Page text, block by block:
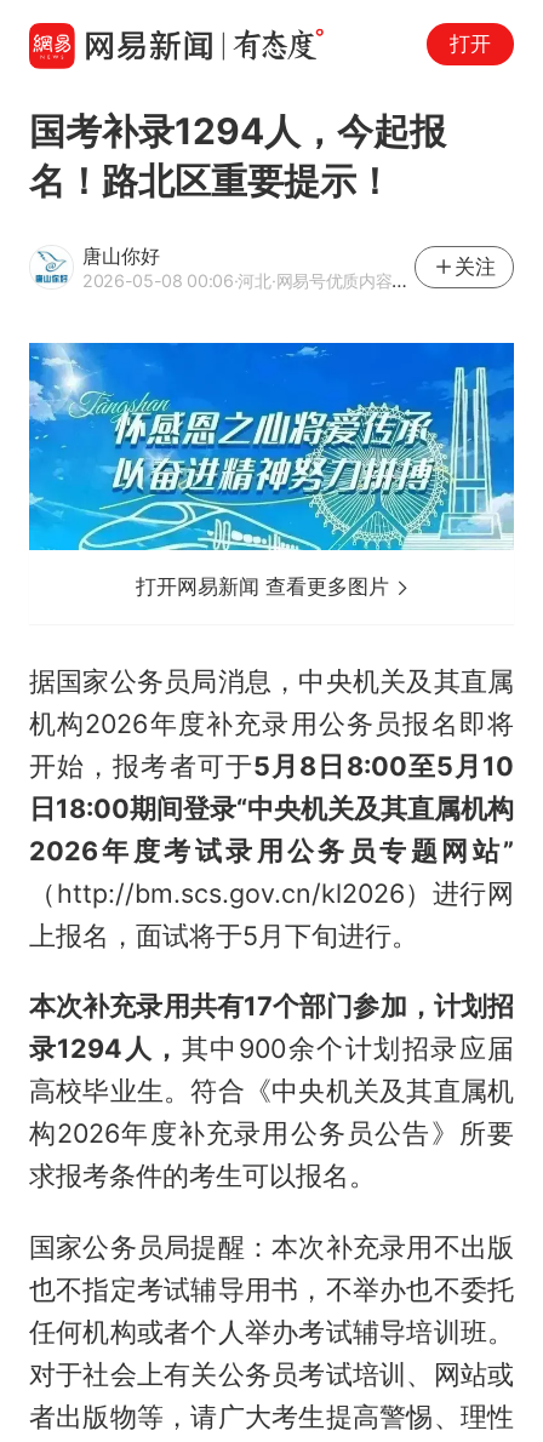
打开
国考补录1294人，今起报
名！路北区重要提示！
唐山你好
2026-05-08 00:06·河北·网易号优质内容创作者
关注
打开网易新闻 查看更多图片
据国家公务员局消息，中央机关及其直属
机构2026年度补充录用公务员报名即将
开始，报考者可于5月8日8:00至5月10
日18:00期间登录“中央机关及其直属机构
2026年度考试录用公务员专题网站”
（http://bm.scs.gov.cn/kl2026）进行网
上报名，面试将于5月下旬进行。
本次补充录用共有17个部门参加，计划招
录1294人， 其中900余个计划招录应届
高校毕业生。符合《中央机关及其直属机
构2026年度补充录用公务员公告》所要
求报考条件的考生可以报名。
国家公务员局提醒：本次补充录用不出版
也不指定考试辅导用书，不举办也不委托
任何机构或者个人举办考试辅导培训班。
对于社会上有关公务员考试培训、网站或
者出版物等，请广大考生提高警惕、理性